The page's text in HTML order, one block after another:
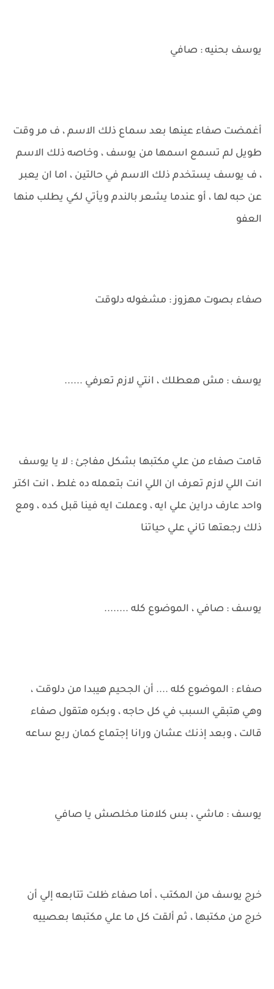
يوسف بحنيه : صافي
أغمضت صفاء عينها بعد سماع ذلك الاسم ، ف مر وقت
طويل لم تسمع اسمها من يوسف ، وخاصه ذلك الاسم
، ف يوسف يستخدم ذلك الاسم في حالتين ، اما ان يعبر
عن حبه لها ، أو عندما يشعر بالندم ويأتي لكي يطلب منها
العفو
صفاء بصوت مهزوز : مشغوله دلوقت
يوسف : مش هعطلك ، انتي لازم تعرفي ......
قامت صفاء من علي مكتبها بشكل مفاجئ : لا يا يوسف
انت اللي لازم تعرف ان اللي انت بتعمله ده غلط ، انت اكتر
واحد عارف دراين علي ايه ، وعملت ايه فينا قبل كده ، ومع
ذلك رجعتها تاني علي حياتنا
يوسف : صافي ، الموضوع كله ........
صفاء : الموضوع كله .... أن الجحيم هيبدا من دلوقت ،
وهي هتبقي السبب في كل حاجه ، وبكره هتقول صفاء
قالت ، وبعد إذنك عشان ورانا إجتماع كمان ربع ساعه
يوسف : ماشي ، بس كلامنا مخلصش يا صافي
خرج يوسف من المكتب ، أما صفاء ظلت تتابعه إلي أن
خرج من مكتبها ، ثم ألقت كل ما علي مكتبها بعصييه